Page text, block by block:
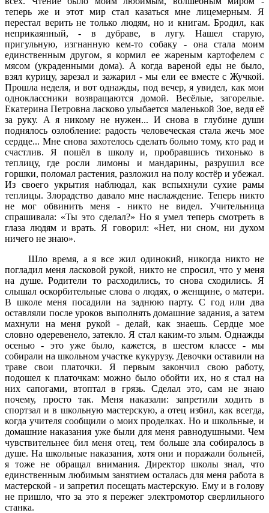
теперь же и этот мир стал казаться мне лицемерным. Я
перестал верить не только людям, но и книгам. Бродил, как
неприкаянный, - в дубраве, в лугу. Нашел старую,
пригульную, изгнанную кем-то собаку - она ​​стала моим
единственным другом, я кормил ее жареным картофелем с
мясом (украденными дома). А когда вареной еды не было,
взял курицу, зарезал и зажарил - мы ели ее вместе с Жучкой.
Прошла неделя, и вот однажды, под вечер, я увидел, как мои
одноклассники возвращаются домой. Весёлые, загорелые.
Екатерина Петровна ласково улыбается маленькой Зое, ведя её
за руку. А я никому не нужен... И снова в глубине души
поднялось озлобление: радость человеческая стала жечь мое
сердце... Мне снова захотелось сделать больно тому, кто рад и
счастлив. Я пошёл в школу и, пробравшись тихонько в
теплицу, где росли лимоны и мандарины, разрушил все
горшки, поломал растения, разложил на полу костёр и убежал.
Из своего укрытия наблюдал, как вспыхнули сухие рамы
теплицы. Злорадство давало мне наслаждение. Теперь никто
не мог обвинить меня - никто не видел. Учительница
спрашивала: «Ты это сделал?» Но я умел теперь смотреть в
глаза людям и врать. Я говорил: «Нет, ни сном, ни духом
ничего не знаю».
Шло время, а я все жил одинокий, никогда никто не
погладил меня ласковой рукой, никто не спросил, что у меня
на душе. Родители то расходились, то снова сходились. Я
слышал оскорбительные слова о людях, о женщине, о матери.
В школе меня посадили на заднюю парту. С год или два
оставляли после уроков выполнять домашние задания, а затем
махнули на меня рукой - делай, как знаешь. Сердце мое
словно одеревенело, затекло. Я стал каким-то злым. Однажды
осенью - это уже было, кажется, в шестом классе - мы
собирали на школьном участке кукурузу. Девочки оставили на
траве свои платочки. Я первым закончил свою работу,
подошел к платочкам: можно было обойти их, но я стал на
них сапогами, втоптал в грязь. Сделал это, сам не знаю
почему, просто так. Меня наказали: запретили ходить в
спортзал и в школьную мастерскую, а отец избил, как всегда,
когда учителя сообщили о моих проделках. Но и школьные, и
домашние наказания уже были для меня равнодушными. Чем
чувствительнее бил меня отец, тем больше зла собиралось в
душе. На школьные наказания, хотя они и поражали больней,
я тоже не обращал внимания. Директор школы знал, что
единственным любимым занятием осталась для меня работа в
мастерской - и запретил посещать мастерскую. Ему и в голову
не пришло, что за это я пережег электромотор сверлильного
станка.